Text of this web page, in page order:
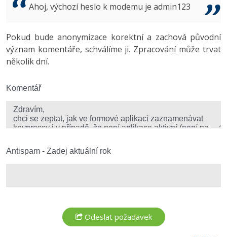
Copywriter
WordPress specialista
Algoritmy -41%
Umělá inteligence (AI) -10%
Windows
Kybernetická bezpečnost
Fórum
Ahoj, výchozí heslo k modemu je admin123
Pokud bude anonymizace korektní a zachová původní
význam komentáře, schválíme ji. Zpracování může trvat
několik dní.
Komentář
Antispam - Zadej aktuální rok